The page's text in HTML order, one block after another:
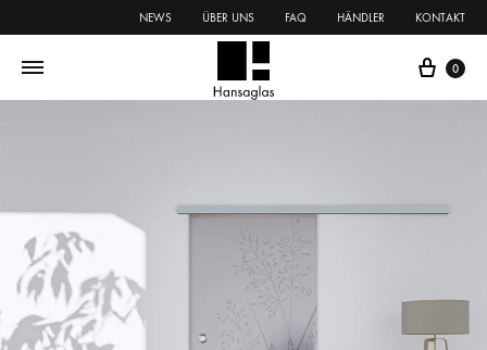
NEWS ÜBER UNS FAQ HÄNDLER KONTAKT
0